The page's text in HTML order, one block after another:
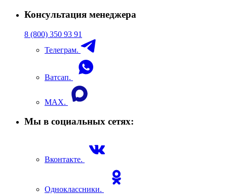
Консультация менеджера
8 (800) 350 93 91
Телеграм.
Ватсап.
MAX.
Мы в социальных сетях:
Вконтакте.
Одноклассники.